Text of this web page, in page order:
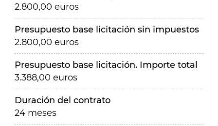
2.800,00 euros
Presupuesto base licitación sin impuestos
2.800,00 euros
Presupuesto base licitación. Importe total
3.388,00 euros
Duración del contrato
24 meses